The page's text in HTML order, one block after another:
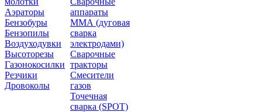
Аэраторы
Бензобуры
Бензопилы
Воздуходувки
Высоторезы
Газонокосилки
Резчики
Дровоколы
аппараты
ММА (дуговая
сварка
электродами)
Сварочные
тракторы
Смесители
газов
Точечная
сварка (SPOT)